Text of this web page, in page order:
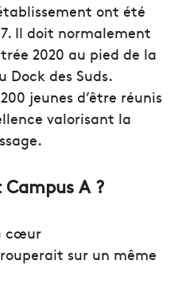
ont été
Il doit normalement
2020 au pied de la
Dock des Suds.
jeunes d’être réunis
valorisant la
A ?
cœur
sur un même